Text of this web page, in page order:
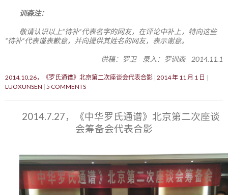
训森注：
敬请认识以上“待补”代表名字的网友，在评论中补上，特向这些
“待补”代表谨表歉意，并向提供其姓名的网友，表示谢意。
供稿：罗卫 录入：罗训森 2014.11.1
2014.10.26，《罗氏通谱》北京第二次座谈会代表合影 2014 年 11 月 1 日
LUOXUNSEN 5 COMMENTS
2014.7.27，《中华罗氏通谱》北京第二次座谈
会筹备会代表合影